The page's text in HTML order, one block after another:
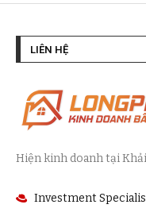
LIÊN HỆ
Hiện kinh doanh tại
Investment